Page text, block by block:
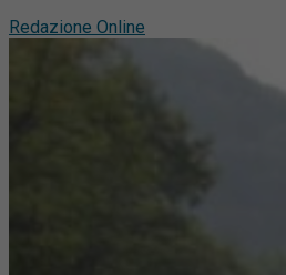
Redazione Online